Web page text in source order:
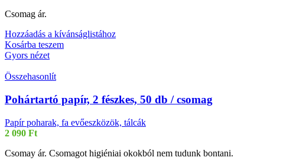
Csomag ár.
Hozzáadás a kívánságlistához
Kosárba teszem
Gyors nézet
Összehasonlít
Pohártartó papír, 2 fészkes, 50 db / csomag
Papír poharak, fa evőeszközök, tálcák
2 090 Ft
Csomay ár. Csomagot higiéniai okokból nem tudunk bontani.